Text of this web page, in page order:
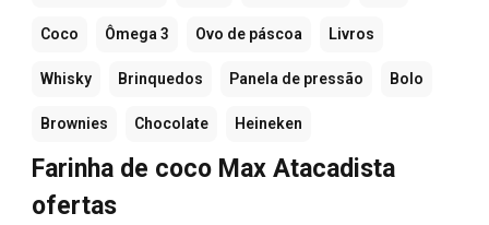
Coco Ômega 3 Ovo de páscoa Livros
Whisky Brinquedos Panela de pressão Bolo
Brownies Chocolate Heineken
Farinha de coco Max Atacadista
ofertas